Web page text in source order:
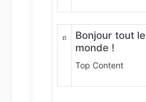
Bonjour tout le
monde !
Top Content